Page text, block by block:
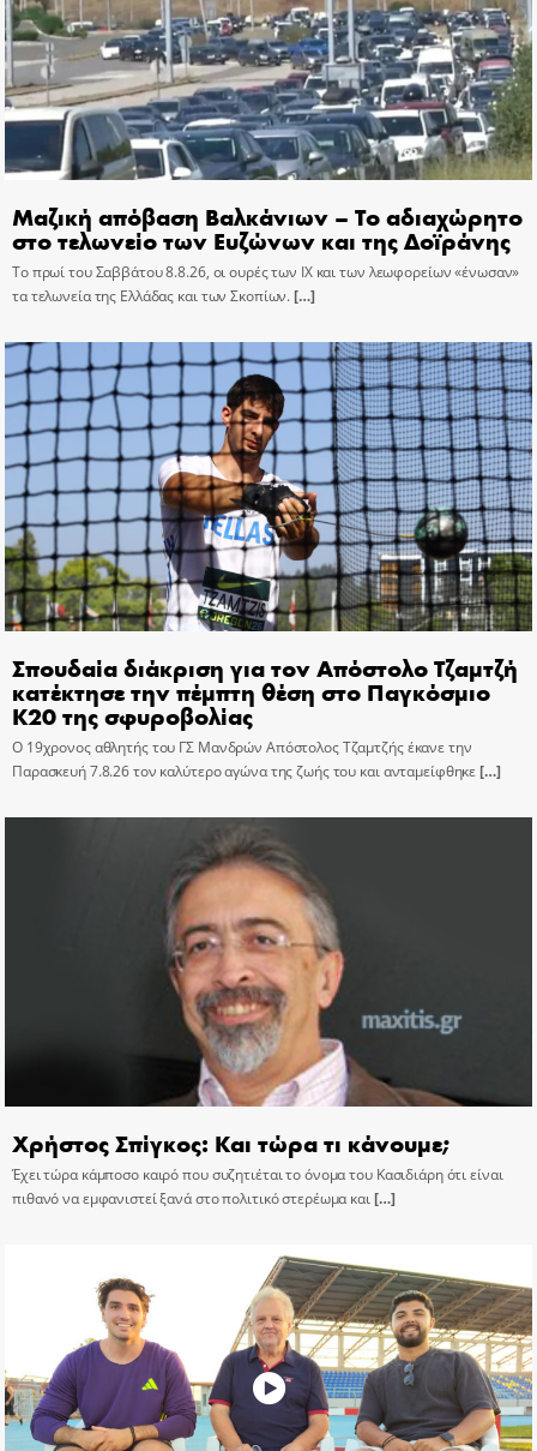
Μαζική απόβαση Βαλκάνιων – Το αδιαχώρητο
στο τελωνείο των Ευζώνων και της Δοϊράνης
Το πρωί του Σαββάτου 8.8.26, οι ουρές των ΙΧ και των λεωφορείων «ένωσαν»
τα τελωνεία της Ελλάδας και των Σκοπίων.[…]
Σπουδαία διάκριση για τον Απόστολο Τζαμτζή
κατέκτησε την πέμπτη θέση στο Παγκόσμιο
Κ20 της σφυροβολίας
Ο 19χρονος αθλητής του ΓΣ Μανδρών Απόστολος Τζαμτζής έκανε την
Παρασκευή 7.8.26 τον καλύτερο αγώνα της ζωής του και ανταμείφθηκε[…]
Χρήστος Σπίγκος: Και τώρα τι κάνουμε;
Έχει τώρα κάμποσο καιρό που συζητιέται το όνομα του Κασιδιάρη ότι είναι
πιθανό να εμφανιστεί ξανά στο πολιτικό στερέωμα και[…]